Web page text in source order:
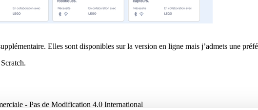
Elles sont disponibles sur la version en ligne mais j’admets une
- Pas de Modification 4.0 International